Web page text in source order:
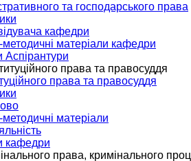
та господарського права
кафедри
матеріали кафедри
Аспірантури
права та правосуддя
матеріали
кафедри